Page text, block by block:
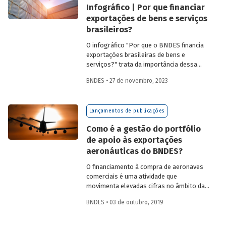
Infográfico | Por que financiar
exportações de bens e serviços
brasileiros?
O infográfico "Por que o BNDES financia
exportações brasileiras de bens e
serviços?" trata da importância dessa
com sistemas públicos de apoio à
sobre a atuação do Banco.
BNDES • 27 de novembro, 2023
Lançamentos de publicações
Como é a gestão do portfólio
de apoio às exportações
aeronáuticas do BNDES?
O financiamento à compra de aeronaves
comerciais é uma atividade que
movimenta elevadas cifras no âmbito das
entregues 1.640 aeronaves novas no
fabricantes com um total de US$ 113.458
BNDES • 03 de outubro, 2019